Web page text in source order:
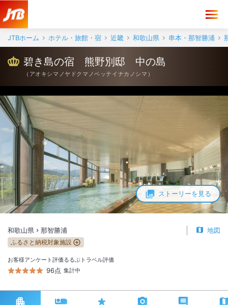
JTBホーム ホテル・旅館・宿 近畿 和歌山県 串本・那智勝浦
ストーリーを見る
碧き島の宿 熊野別邸 中の島
（ アオキシマノヤドクマノベッテイナカノシマ ）
和歌山県 那智勝浦 地図
ふるさと納税対象施設
お客様アンケート評価
96点
るるぶトラベル評価
集計中